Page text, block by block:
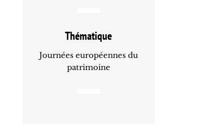
Thématique
Journées européennes du
patrimoine